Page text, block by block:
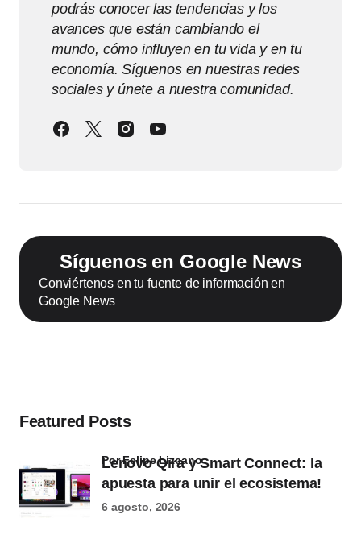
podrás conocer las tendencias y los
avances que están cambiando el
mundo, cómo influyen en tu vida y en tu
economía. Síguenos en nuestras redes
sociales y únete a nuestra comunidad.
Síguenos en Google News
Conviértenos en tu fuente de información en
Google News
Featured Posts
Lenovo Qira y Smart Connect: la
apuesta para unir el ecosistema!
por Felipe Lizcano
6 agosto, 2026